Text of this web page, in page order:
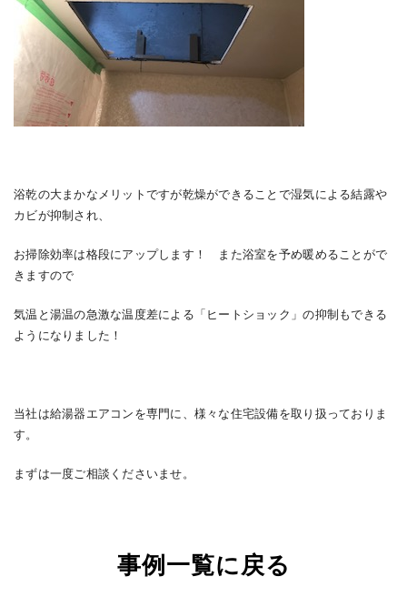
浴乾の大まかなメリットですが乾燥ができることで湿気による結露や
カビが抑制され、
お掃除効率は格段にアップします！ また浴室を予め暖めることがで
きますので
気温と湯温の急激な温度差による「ヒートショック」の抑制もできる
ようになりました！
当社は給湯器エアコンを専門に、様々な住宅設備を取り扱っておりま
す。
まずは一度ご相談くださいませ。
事例一覧に戻る